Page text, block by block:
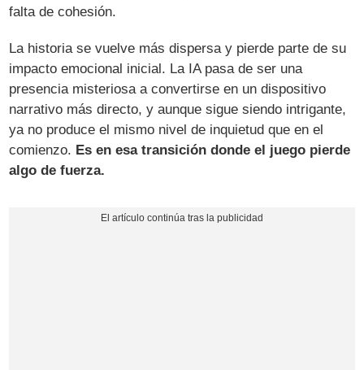
falta de cohesión.
La historia se vuelve más dispersa y pierde parte de su
impacto emocional inicial. La IA pasa de ser una
presencia misteriosa a convertirse en un dispositivo
narrativo más directo, y aunque sigue siendo intrigante,
ya no produce el mismo nivel de inquietud que en el
comienzo. Es en esa transición donde el juego pierde
algo de fuerza.